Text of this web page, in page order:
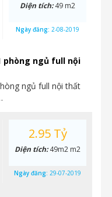
phòng ngủ full nội
ngủ full nội thất
Diện tích:49 m2
Ngày đăng: 2-08-2019
2.95 Tỷ
Diện tích:49m2 m2
Ngày đăng: 29-07-2019